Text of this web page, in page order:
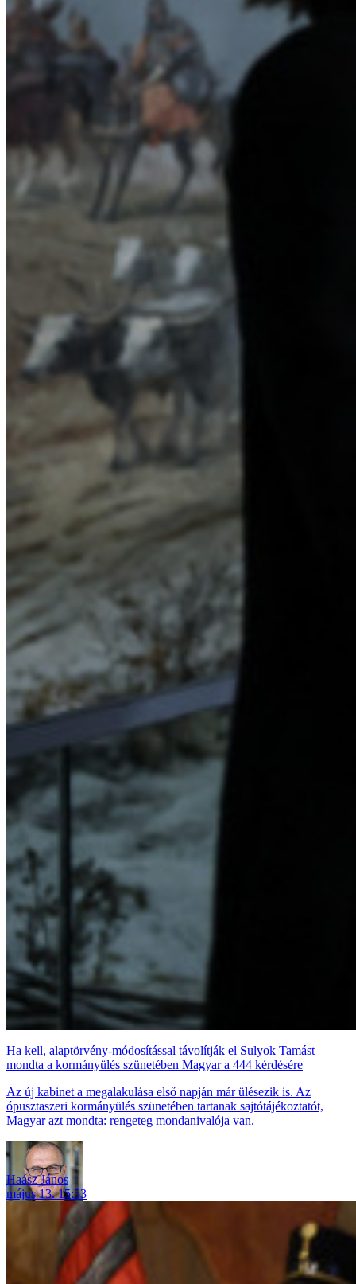
Ha kell, alaptörvény-módosítással távolítják el Sulyok Tamást –
mondta a kormányülés szünetében Magyar a 444 kérdésére
Az új kabinet a megalakulása első napján már ülésezik is. Az
ópusztaszeri kormányülés szünetében tartanak sajtótájékoztatót,
Magyar azt mondta: rengeteg mondanivalója van.
Haász János
május 13. 15:53